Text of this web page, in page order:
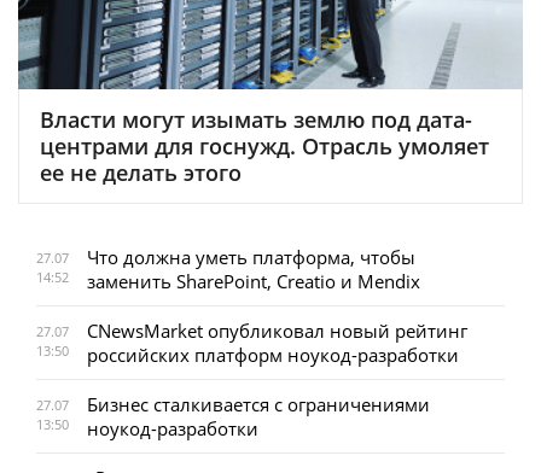
Власти могут изымать землю под дата-
центрами для госнужд. Отрасль умоляет
ее не делать этого
27.07
14:52
Что должна уметь платформа, чтобы
заменить SharePoint, Creatio и Mendix
27.07
13:50
CNewsMarket опубликовал новый рейтинг
российских платформ ноукод-разработки
27.07
13:50
Бизнес сталкивается с ограничениями
ноукод-разработки